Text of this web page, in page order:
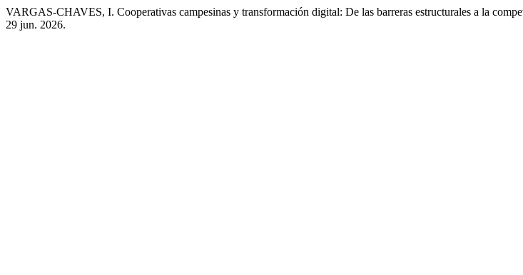
VARGAS-CHAVES, I. Cooperativas campesinas y transformación digital: De las barreras estructurales a la
29 jun. 2026.